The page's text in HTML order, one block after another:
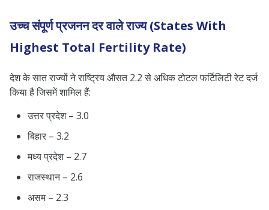
उच्च संपूर्ण प्रजनन दर वाले राज्य (States With
Highest Total Fertility Rate)
देश के सात राज्यों ने राष्ट्रिय औसत 2.2 से अधिक टोटल फर्टिलिटी रेट दर्ज
किया है जिसमें शामिल हैं:
उत्तर प्रदेश – 3.0
बिहार – 3.2
मध्य प्रदेश – 2.7
राजस्थान – 2.6
असम – 2.3